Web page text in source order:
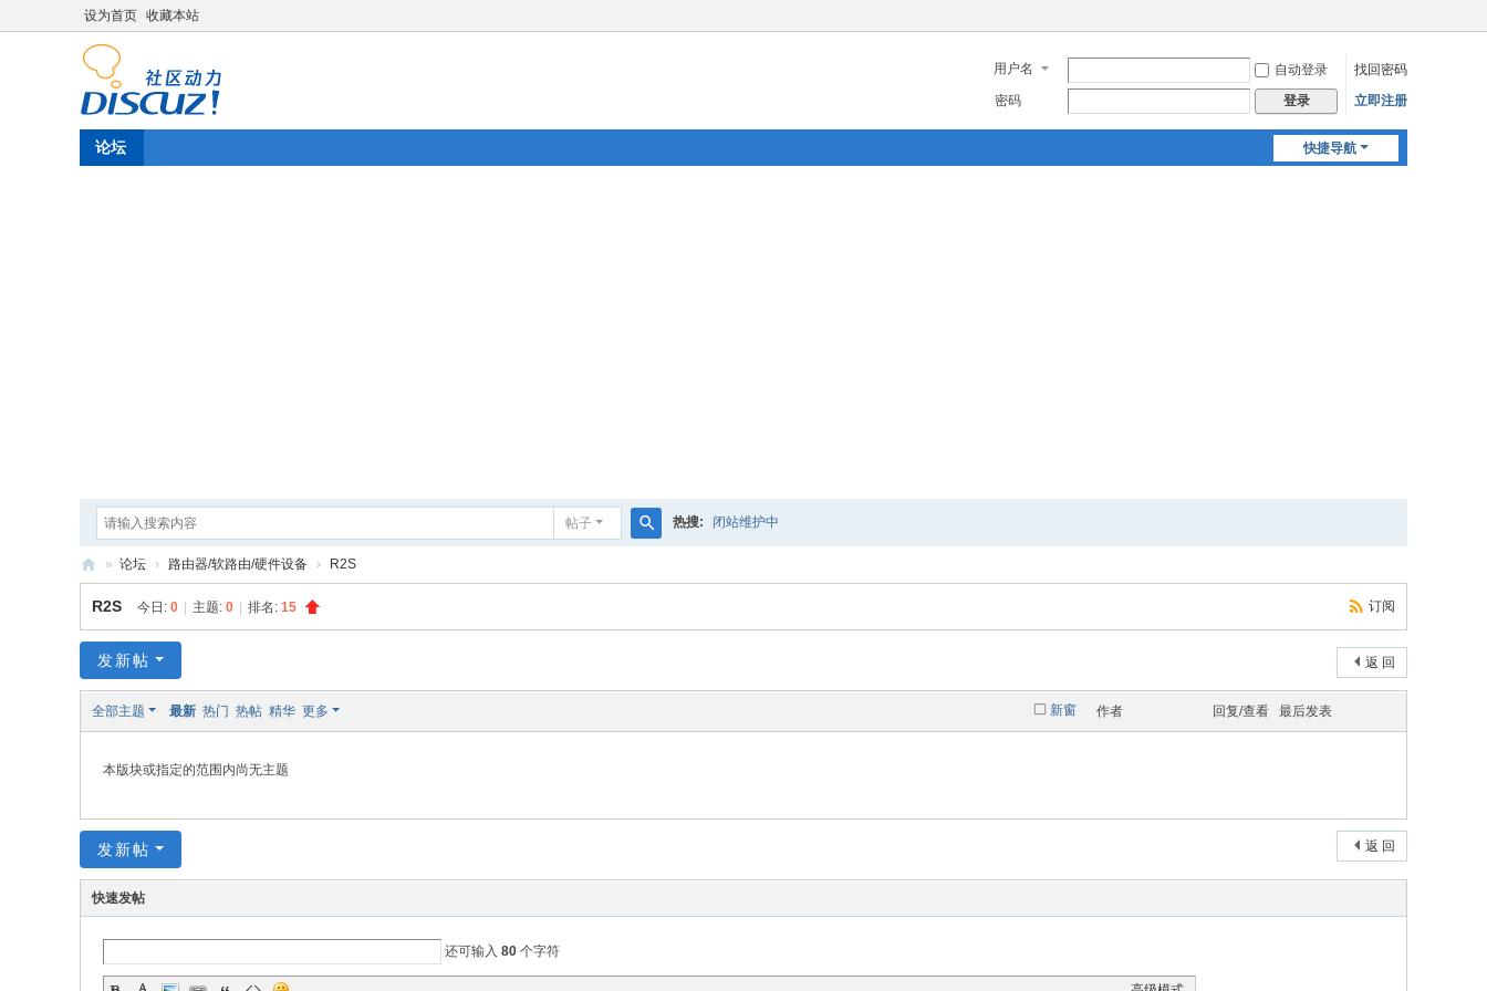
设为首页 收藏本站
用户名 自动登录
找回密码
密码
登录 立即注册
快捷导航
论坛
帖子
索
热搜: 闭站维护中
狂
程
» 论坛 › 路由器/软路由/硬件设备 › R2S
订阅
R2S 今日: 0 主题: 0 排名: 15
返 回
发新帖
新窗
全部主题 最新 热门 热帖 精华 更多 作者 回复/查看 最后发表
本版块或指定的范围内尚无主题
返 回
发新帖
快速发帖
还可输入 80 个字符